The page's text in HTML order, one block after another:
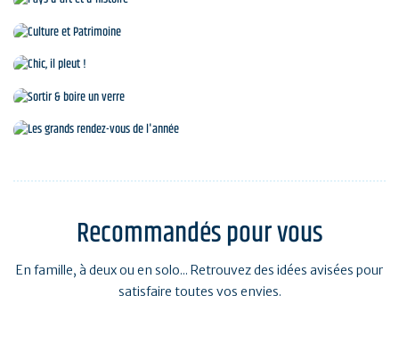
Sortir & boire un verre
Recommandés pour vous
En famille, à deux ou en solo... Retrouvez des idées avisées pour
satisfaire toutes vos envies.